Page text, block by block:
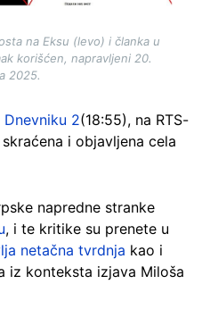
na Eksu (levo) i članka u
korišćen, napravljeni 20.
2025.
2(18:55), na RTS-
i objavljena cela
napredne stranke
, i te kritike su prenete u
netačna tvrdnja kao i
iz konteksta izjava Miloša